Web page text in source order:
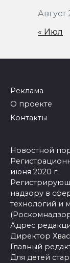
Август
« Июл
Реклама
О проекте
Контакты
Новостной
июня 2020 г.
надзору в
технологий и
Адрес
Директор
Главный
Для детей